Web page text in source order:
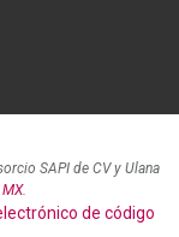
SAPI de CV y Ulana
.
de código